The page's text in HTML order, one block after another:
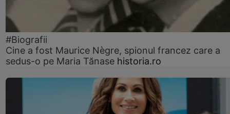
#Biografii
Cine a fost Maurice Nègre, spionul francez care a
sedus-o pe Maria Tănase historia.ro